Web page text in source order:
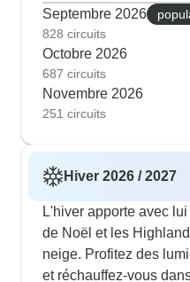
Septembre 2026
828 circuits
Octobre 2026
687 circuits
Novembre 2026
251 circuits
Hiver 2026 / 2027
L'hiver apporte avec
de Noël et les
neige. Profitez des
et réchauffez-vous